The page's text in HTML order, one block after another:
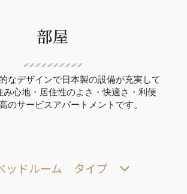
部屋
なデザインで日本製の設備が充実して
み心地・居住性のよさ・快適さ・利便
のサービスアパートメントです。
ドルーム タイプ